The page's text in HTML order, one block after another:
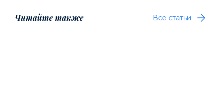
Читайте также Все статьи